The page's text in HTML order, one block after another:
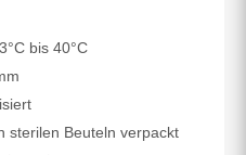
bis 40°C
sterilen Beuteln verpackt